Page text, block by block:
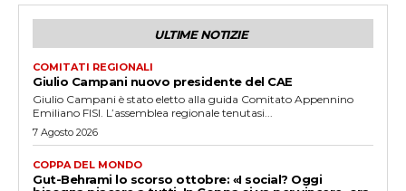
ULTIME NOTIZIE
COMITATI REGIONALI
Giulio Campani nuovo presidente del CAE
Giulio Campani è stato eletto alla guida Comitato Appennino
Emiliano FISI. L’assemblea regionale tenutasi...
7 Agosto 2026
COPPA DEL MONDO
Gut-Behrami lo scorso ottobre: «I social? Oggi